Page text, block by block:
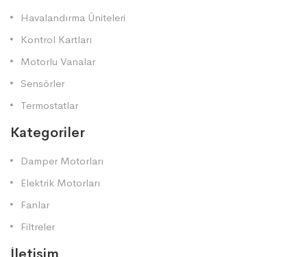
Havalandırma Üniteleri
Kontrol Kartları
Motorlu Vanalar
Sensörler
Termostatlar
Kategoriler
Damper Motorları
Elektrik Motorları
Fanlar
Filtreler